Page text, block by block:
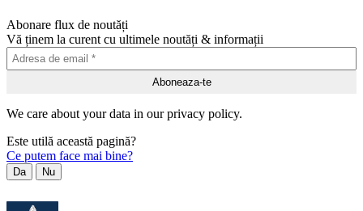
Abonare flux de noutăți
Vă ținem la curent cu ultimele noutăți & informații
We care about your data in our privacy policy.
Este utilă această pagină?
Ce putem face mai bine?
Da Nu